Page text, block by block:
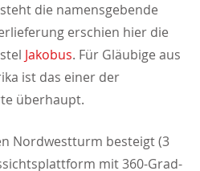
die namensgebende
erschien hier die
Jakobus. Für Gläubige aus
ist das einer der
überhaupt.
Nordwestturm besteigt (3
mit 360-Grad-